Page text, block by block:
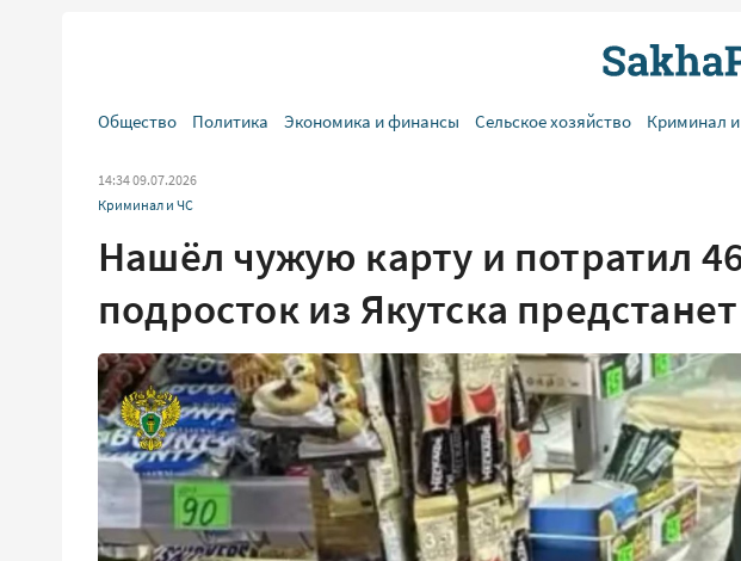
Общество Политика Экономика и финансы Сельское хозяйство Криминал
14:34 09.07.2026
Криминал и ЧС
Нашёл чужую карту и потратил
подросток из Якутска